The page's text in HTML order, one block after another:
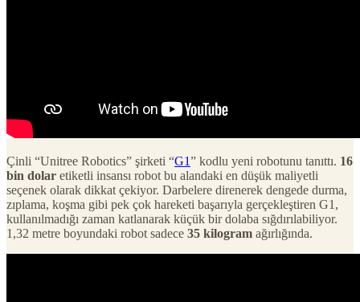
Çinli “Unitree Robotics” şirketi “G1” kodlu yeni robotunu tanıttı. 16
bin dolar etiketli insansı robot bu alandaki en düşük maliyetli
seçenek olarak dikkat çekiyor. Darbelere direnerek dengede durma,
zıplama, koşma gibi pek çok hareketi başarıyla gerçekleştiren G1,
kullanılmadığı zaman katlanarak küçük bir dolaba sığdırılabiliyor.
1,32 metre boyundaki robot sadece 35 kilogram ağırlığında.